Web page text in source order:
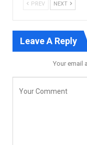
PREV NEXT
Leave A Reply
Your email